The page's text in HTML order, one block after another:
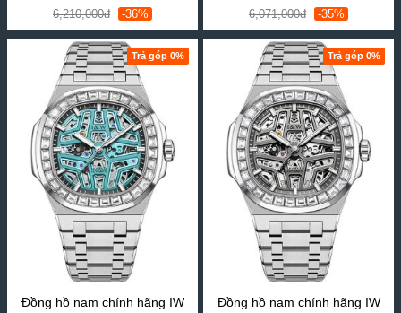
6,210,000đ -36% 6,071,000đ -35%
Trả góp 0%
Đồng hồ nam chính hãng IW
Trả góp 0%
Đồng hồ nam chính hãng IW